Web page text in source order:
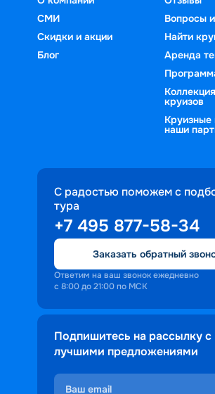
СМИ
Скидки и акции
Блог
Вопросы
Найти
Аренда
круизов
Круизные
наши
С радостью поможем с
тура
+7 495 877-58-34
Заказать обратный
Ответим на ваш звонок ежедневно
с 8:00 до 21:00 по МСК
Подпишитесь на рассылку с
лучшими предложениями